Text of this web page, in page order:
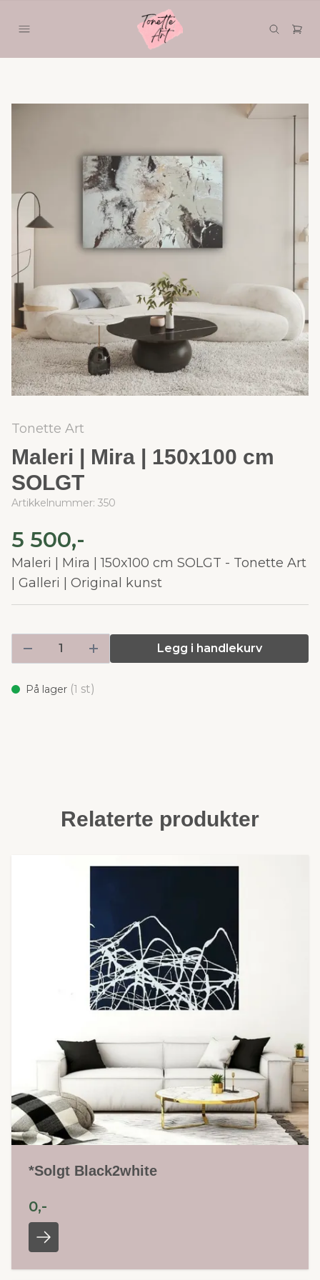
Tonette Art
Maleri | Mira | 150x100 cm
SOLGT
Artikkelnummer: 350
5 500,-
Maleri | Mira | 150x100 cm SOLGT - Tonette Art
| Galleri | Original kunst
Legg i handlekurv
På lager (1 st)
Relaterte produkter
*Solgt Black2white
0,-